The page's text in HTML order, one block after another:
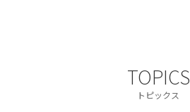
TOPICS
トピックス